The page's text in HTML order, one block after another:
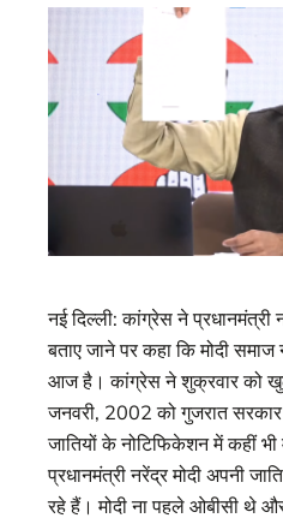
नई दिल्ली: कांग्रेस ने प्रधानमंत्री
बताए जाने पर कहा कि मोदी
आज है। कांग्रेस ने शुक्रवार को
जनवरी, 2002 को गुजरात सरकार
जातियों के नोटिफिकेशन में कहीं
प्रधानमंत्री नरेंद्र मोदी अपनी
रहे हैं। मोदी ना पहले ओबीसी थे